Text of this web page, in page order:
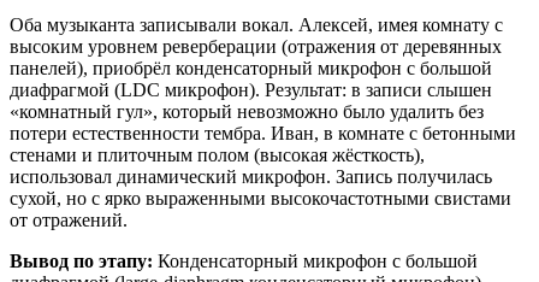
Оба музыканта записывали вокал. Алексей, имея комнату с
высоким уровнем реверберации (отражения от деревянных
панелей), приобрёл конденсаторный микрофон с большой
диафрагмой (LDC микрофон). Результат: в записи слышен
«комнатный гул», который невозможно было удалить без
потери естественности тембра. Иван, в комнате с бетонными
стенами и плиточным полом (высокая жёсткость),
использовал динамический микрофон. Запись получилась
сухой, но с ярко выраженными высокочастотными свистами
от отражений.
Вывод по этапу: Конденсаторный микрофон с большой